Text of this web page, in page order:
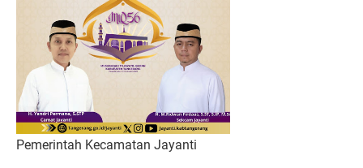
Pemerintah Kecamatan Jayanti